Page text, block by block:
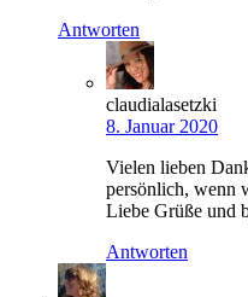
Antworten
claudialasetzki
8. Januar 2020
Vielen lieben
persönlich, wenn
Liebe Grüße und
Antworten